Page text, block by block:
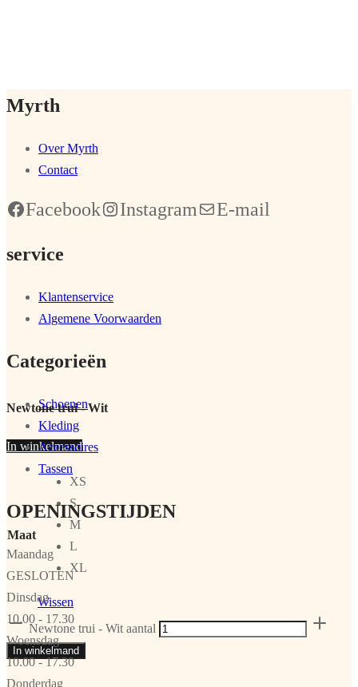
Newtone trui - Wit
In winkelmand
Maat
XS
S
M
L
XL
Wissen
Newtone trui - Wit aantal
In winkelmand
Myrth
Over Myrth
Contact
Facebook Instagram E-mail
service
Klantenservice
Algemene Voorwaarden
Categorieën
Schoenen
Kleding
Accessoires
Tassen
OPENINGSTIJDEN
Maandag
GESLOTEN
Dinsdag
10.00 - 17.30
Woensdag
10.00 - 17.30
Donderdag